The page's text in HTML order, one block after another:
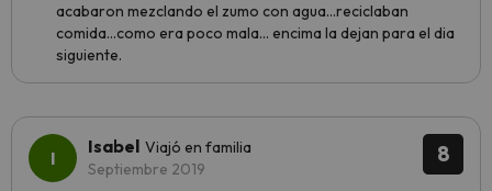
acabaron mezclando el zumo con agua...reciclaban
comida...como era poco mala... encima la dejan para el dia
siguiente.
8
Isabel Viajó en familia
Septiembre 2019